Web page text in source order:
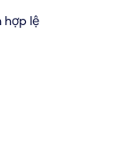
hợp lệ